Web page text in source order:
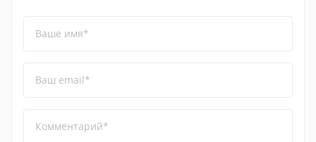
Ваше имя*
Ваш email*
Комментарий*